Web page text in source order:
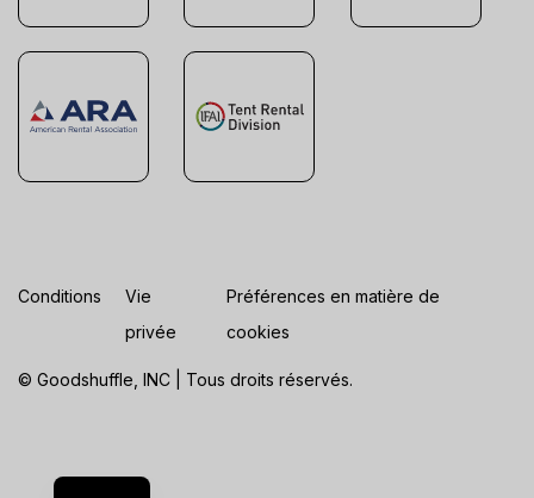
© Goodshuffle, INC | Tous droits réservés.
Conditions
Vie
privée
Préférences en matière de
cookies